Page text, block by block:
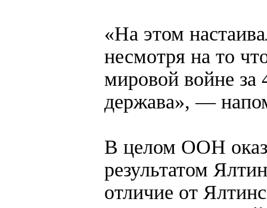
«На этом
несмотря на то
мировой войне за
держава», —
В целом ООН
результатом
отличие от